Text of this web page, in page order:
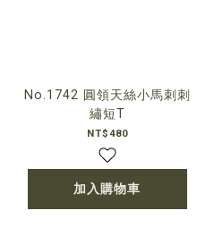
No.1742 圓領天絲小馬刺刺
繡短T
NT$480
加入購物車